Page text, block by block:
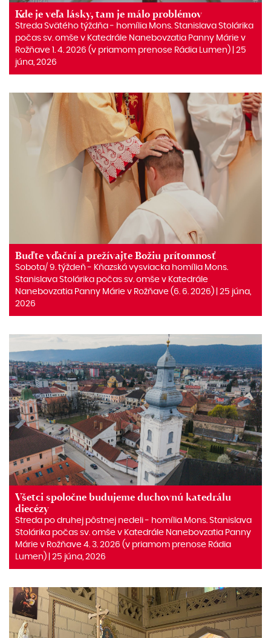
Kde je veľa lásky, tam je málo problémov
Streda Svätého týždňa ‒ homília Mons. Stanislava Stolárika
počas sv. omše v Katedrále Nanebovzatia Panny Márie v
Rožňave 1. 4. 2026 (v priamom prenose Rádia Lumen) | 25
júna, 2026
Buďte vďační a prežívajte Božiu prítomnosť
Sobota/ 9. týždeň ‒ Kňazská vysviacka homília Mons.
Stanislava Stolárika počas sv. omše v Katedrále
Nanebovzatia Panny Márie v Rožňave (6. 6. 2026) | 25 júna,
2026
Všetci spoločne budujeme duchovnú katedrálu
diecézy
Streda po druhej pôstnej nedeli ‒ homília Mons. Stanislava
Stolárika počas sv. omše v Katedrále Nanebovzatia Panny
Márie v Rožňave 4. 3. 2026 (v priamom prenose Rádia
Lumen) | 25 júna, 2026